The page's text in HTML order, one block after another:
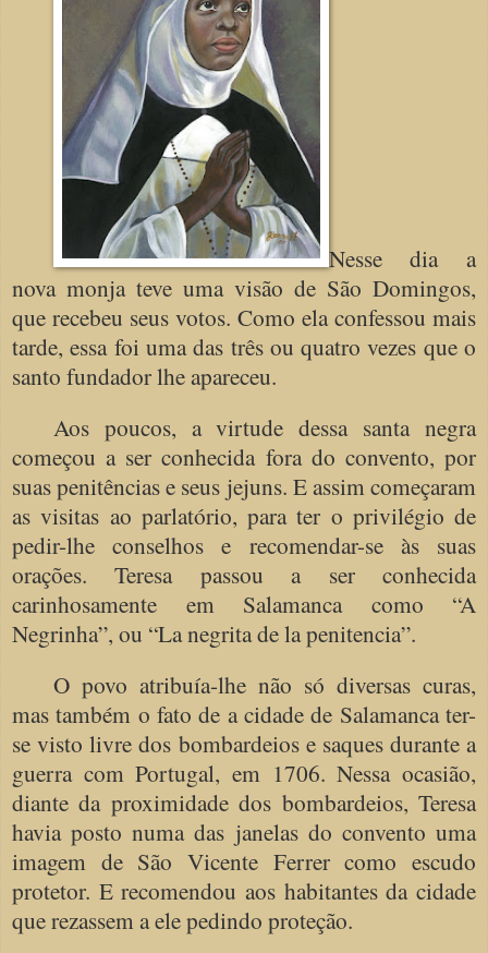
Nesse dia a
nova monja teve uma visão de São Domingos,
que recebeu seus votos. Como ela confessou mais
tarde, essa foi uma das três ou quatro vezes que o
santo fundador lhe apareceu.
Aos poucos, a virtude dessa santa negra
começou a ser conhecida fora do convento, por
suas penitências e seus jejuns. E assim começaram
as visitas ao parlatório, para ter o privilégio de
pedir-lhe conselhos e recomendar-se às suas
orações. Teresa passou a ser conhecida
carinhosamente em Salamanca como “A
Negrinha”, ou “La negrita de la penitencia”.
O povo atribuía-lhe não só diversas curas,
mas também o fato de a cidade de Salamanca ter-
se visto livre dos bombardeios e saques durante a
guerra com Portugal, em 1706. Nessa ocasião,
diante da proximidade dos bombardeios, Teresa
havia posto numa das janelas do convento uma
imagem de São Vicente Ferrer como escudo
protetor. E recomendou aos habitantes da cidade
que rezassem a ele pedindo proteção.